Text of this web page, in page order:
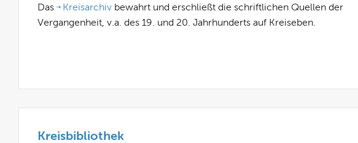
Das Kreisarchiv bewahrt und erschließt die schriftlichen Quellen der
Vergangenheit, v.a. des 19. und 20. Jahrhunderts auf Kreiseben.
Kreisbibliothek